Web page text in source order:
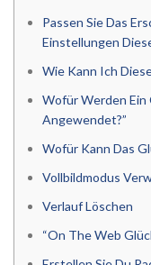
Passen Sie Das
Einstellungen
Wie Kann Ich
Wofür Werden Ein
Angewendet?”
Wofür Kann Das
Vollbildmodus
Verlauf Löschen
“On The Web